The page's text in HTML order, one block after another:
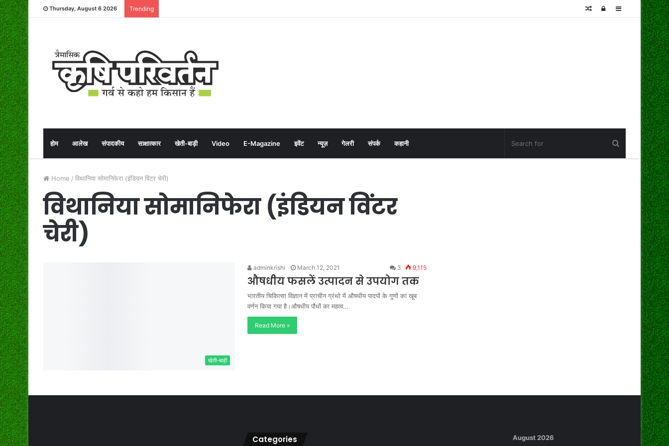
Thursday, August 6 2026 Trending Sidebar
Log
Random
होम आलेख संपादकीय साक्षात्कार खेती-बाड़ी Video E-Magazine इवेंट न्यूज़ गेलरी संपर्क कहानी
Home / विथानिया सोमानिफेरा (इंडियन विंटर चेरी)
विथानिया सोमानिफेरा (इंडियन विंटर
चेरी)
खेती-बाड़ी
adminkrishi March 12, 2021 3 9,115
औषधीय फसलें उत्पादन से उपयोग तक
भारतीय चिकित्सा विज्ञान में प्राचीन ग्रंथो में औषधीय पादपों के गुणों का खूब
वर्णन किया गया है।औषधीय पौधों का महत्व…
Read More »
Categories August 2026